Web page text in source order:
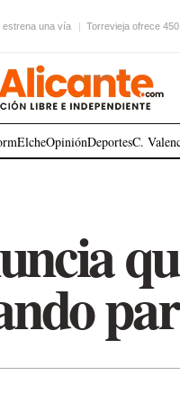
estrena una vía Torrevieja ofrece
ElcheOpiniónDeportesC.